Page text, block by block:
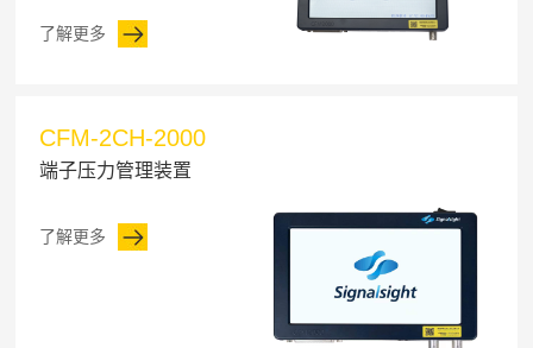
了解更多
CFM-2CH-2000
端子压力管理装置
了解更多